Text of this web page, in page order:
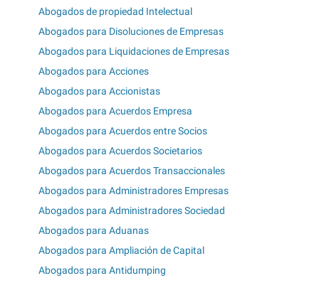
Abogados de propiedad Intelectual
Abogados para Disoluciones de Empresas
Abogados para Liquidaciones de Empresas
Abogados para Acciones
Abogados para Accionistas
Abogados para Acuerdos Empresa
Abogados para Acuerdos entre Socios
Abogados para Acuerdos Societarios
Abogados para Acuerdos Transaccionales
Abogados para Administradores Empresas
Abogados para Administradores Sociedad
Abogados para Aduanas
Abogados para Ampliación de Capital
Abogados para Antidumping